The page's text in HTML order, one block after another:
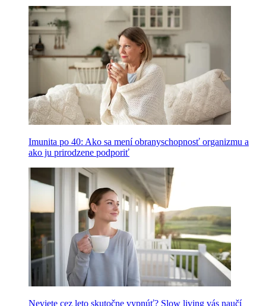
Imunita po 40: Ako sa mení obranyschopnosť organizmu a
ako ju prirodzene podporiť
Neviete cez leto skutočne vypnúť? Slow living vás naučí